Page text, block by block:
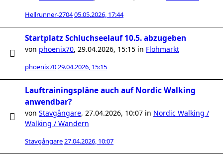
Hellrunner-270405.05.2026, 17:44
Startplatz Schluchseelauf 10.5. abzugeben
von phoenix70, 29.04.2026, 15:15 in Flohmarkt
phoenix7029.04.2026, 15:15
Lauftrainingspläne auch auf Nordic Walking
anwendbar?
von Stavgångare, 27.04.2026, 10:07 in Nordic Walking /
Walking / Wandern
Stavgångare27.04.2026, 10:07